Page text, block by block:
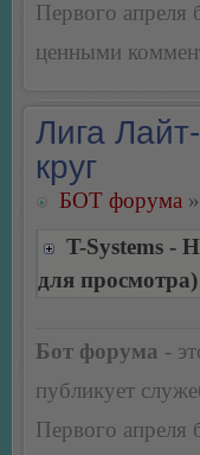
Первого апреля
ценными
Лига
круг
БОТ форума
T-Systems -
для просмотра)
Бот форума -
публикует
Первого апреля